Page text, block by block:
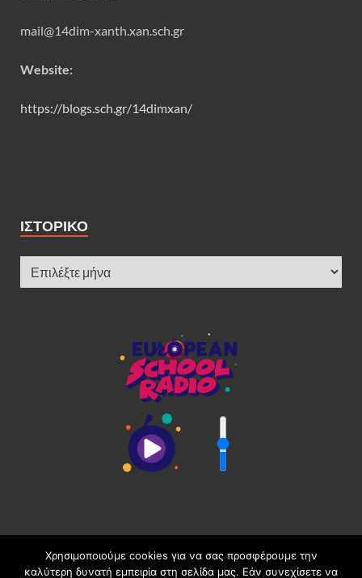
mail@14dim-xanth.xan.sch.gr
Website:
https://blogs.sch.gr/14dimxan/
ΙΣΤΟΡΙΚΌ
Χρησιμοποιούμε cookies για να σας προσφέρουμε την
καλύτερη δυνατή εμπειρία στη σελίδα μας. Εάν συνεχίσετε να